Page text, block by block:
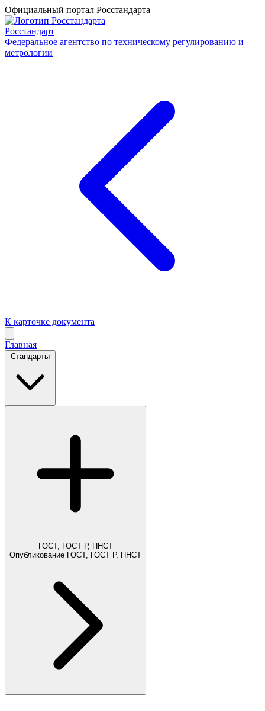
Официальный портал Росстандарта
Росстандарт
Федеральное агентство по техническому регулированию и
метрологии
К карточке документа
Главная
Стандарты
ГОСТ, ГОСТ Р, ПНСТ
Опубликование ГОСТ, ГОСТ Р, ПНСТ